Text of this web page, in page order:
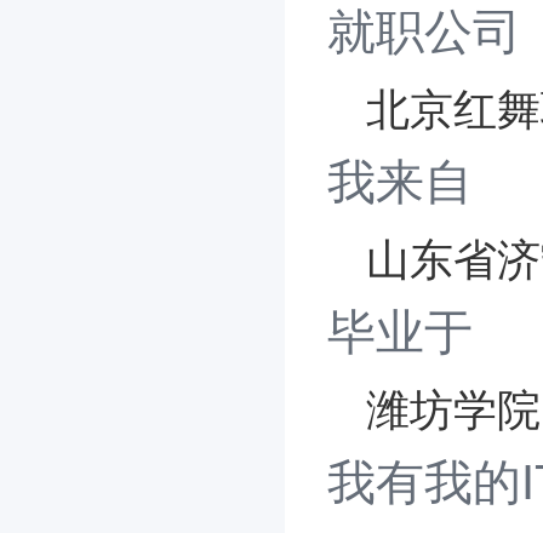
就职公司
北京红
我来自
山东省
毕业于
潍坊学
我有我的